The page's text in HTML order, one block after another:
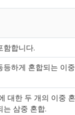
함합니다.
등하게 혼합되는 이
대한 두 개의 이중
는 삼중 혼합.